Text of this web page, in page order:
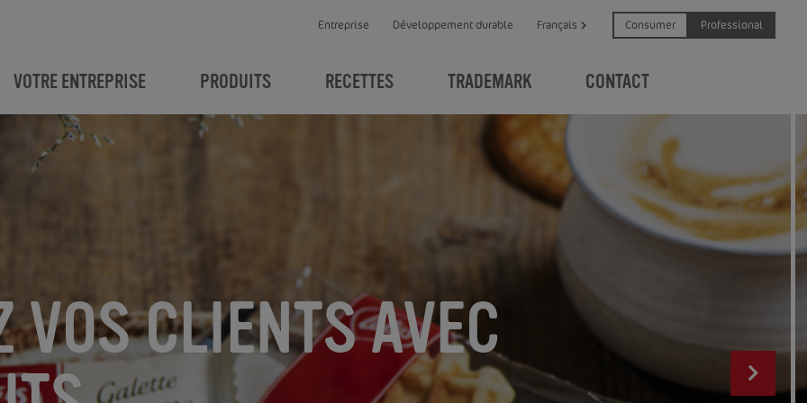
Entreprise Développement durable Français Professional
Consumer
VOTRE ENTREPRISE PRODUITS RECETTES TRADEMARK CONTACT
VOS CLIENTS AVEC